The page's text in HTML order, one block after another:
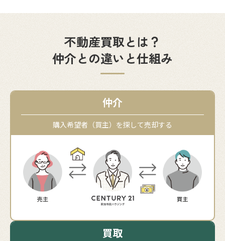
不動産買取とは？
仲介との違いと仕組み
仲介
購入希望者（買主）を探して売却する
買取